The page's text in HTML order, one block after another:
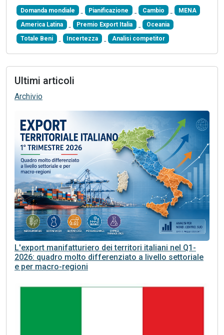
Domanda mondiale Pianificazione Cambio MENA
America Latina Premio Export Italia Oceania
Totale Beni Incertezza Analisi competitor
Ultimi articoli
Archivio
L'export manifatturiero dei territori italiani nel Q1-
2026: quadro molto differenziato a livello settoriale
e per macro-regioni